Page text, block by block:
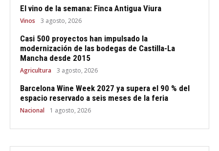
El vino de la semana: Finca Antigua Viura
Vinos 3 agosto, 2026
Casi 500 proyectos han impulsado la
modernización de las bodegas de Castilla-La
Mancha desde 2015
Agricultura 3 agosto, 2026
Barcelona Wine Week 2027 ya supera el 90 % del
espacio reservado a seis meses de la feria
Nacional 1 agosto, 2026